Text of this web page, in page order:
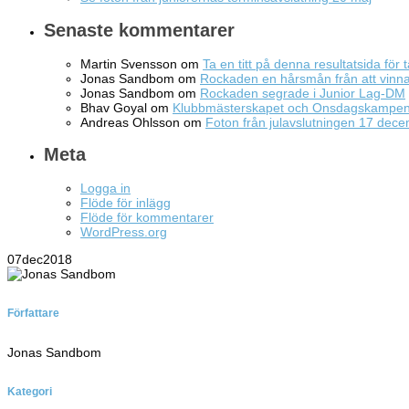
Senaste kommentarer
Martin Svensson om Ta en titt på denna resultatsida för
Jonas Sandbom om Rockaden en hårsmån från att
Jonas Sandbom om Rockaden segrade i Junior Lag-DM
Bhav Goyal om Klubbmästerskapet och
Andreas Ohlsson om Foton från julavslutningen 17
Meta
Logga in
Flöde för inlägg
Flöde för kommentarer
WordPress.org
07dec2018
Författare
Jonas Sandbom
Kategori